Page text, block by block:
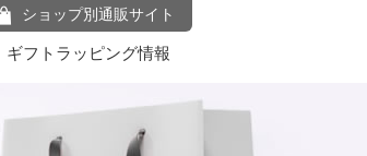
ショップ別通販サイト
ギフトラッピング情報